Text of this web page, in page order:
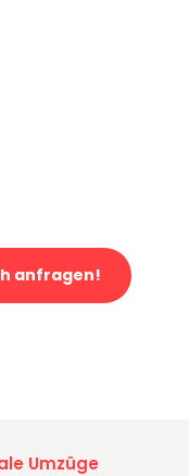
anfragen!
Umzüge